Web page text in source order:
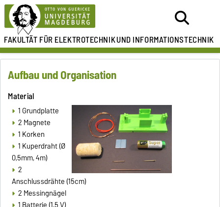
FAKULTÄT FÜR ELEKTROTECHNIKUND INFORMATIONSTECHNIK
Aufbau und Organisation
Material
1 Grundplatte
2 Magnete
1 Korken
1 Kuperdraht (Ø
0,5mm, 4m)
2
Anschlussdrähte (15cm)
2 Messingnägel